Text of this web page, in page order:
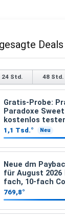
Deals
24 Std. 48 Std.
Gratis-Probe:
Paradoxe
kostenlos
1,1 Tsd.° Neu
Neue dm
für August 2026
fach, 10-fach
den gesamten
€
769,8°